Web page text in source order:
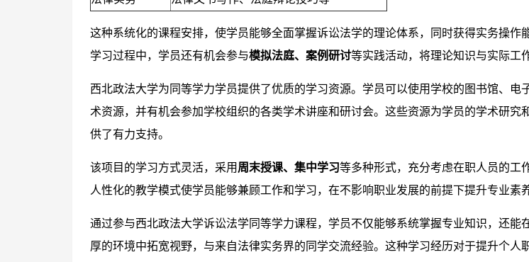
这种系统化的课程安排，使学员能够全面掌握诉讼法学的理论体系，同时获得实务操作
学习过程中，学员还有机会参与模拟法庭、案例研讨等实践活动，将理论知识与实际工
西北政法大学为同等学力学员提供了优质的学习资源。学员可以使用学校的图书馆、电
术资源，并有机会参加学校组织的各类学术讲座和研讨会。这些资源为学员的学术研究
供了有力支持。
该项目的学习方式灵活，采用 周末授课、集中学习等多种形式，充分考虑在职人员的工
人性化的教学模式使学员能够兼顾工作和学习，在不影响职业发展的前提下提升专业素养
通过参与西北政法大学诉讼法学同等学力课程，学员不仅能够系统掌握专业知识，还能
厚的环境中拓宽视野，与来自法律实务界的同学交流经验。这种学习经历对于提升个人